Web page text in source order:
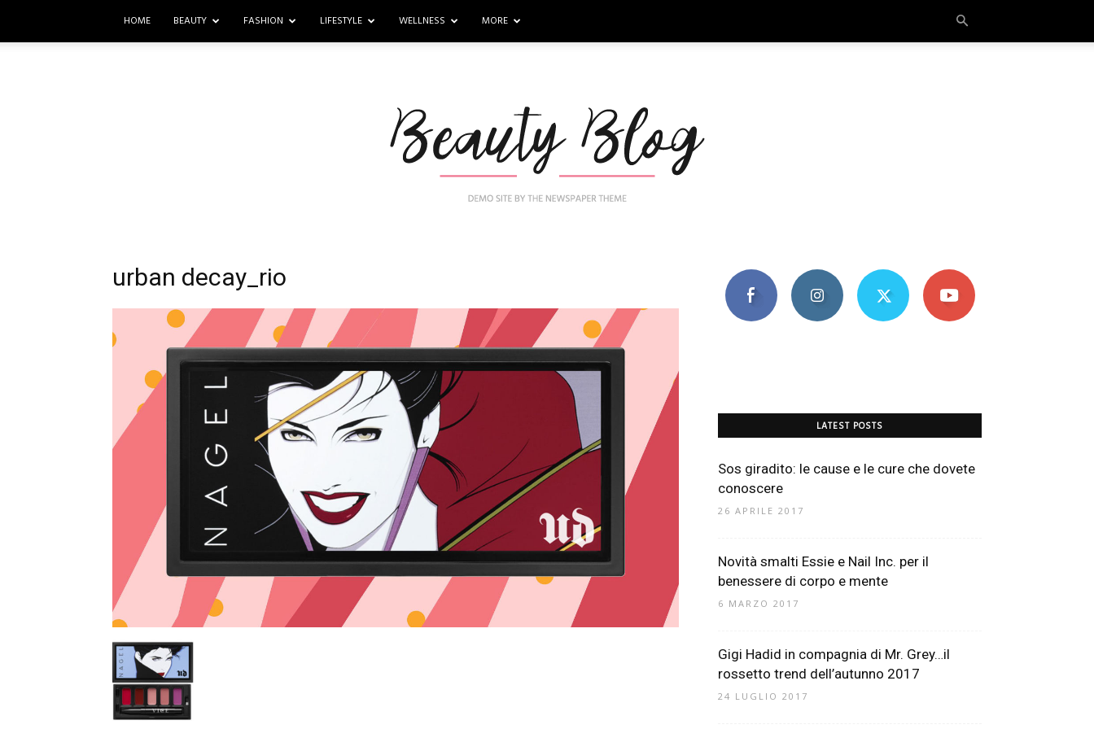
HOME BEAUTY FASHION LIFESTYLE WELLNESS MORE
urban decay_rio
LATEST POSTS
Sos giradito: le cause e le cure che dovete
conoscere
26 APRILE 2017
Novità smalti Essie e Nail Inc. per il
benessere di corpo e mente
6 MARZO 2017
Gigi Hadid in compagnia di Mr. Grey…il
rossetto trend dell’autunno 2017
24 LUGLIO 2017